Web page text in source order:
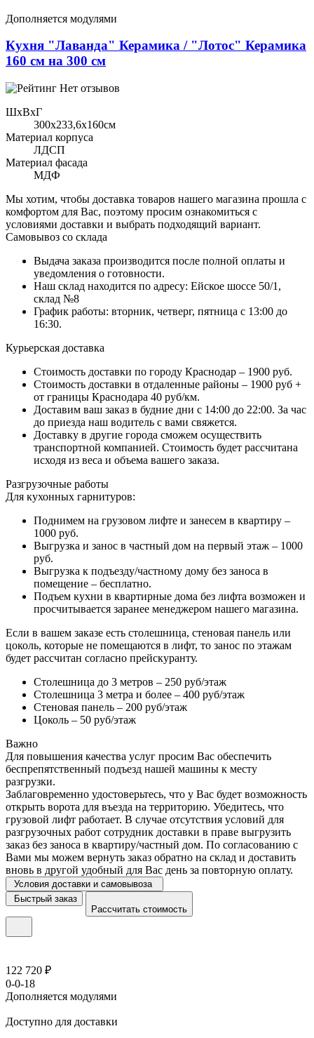
Дополняется модулями
Кухня "Лаванда" Керамика / "Лотос" Керамика
160 см на 300 см
Нет отзывов
ШхВхГ
300x233,6х160см
Материал корпуса
ЛДСП
Материал фасада
МДФ
Мы хотим, чтобы доставка товаров нашего магазина прошла с
комфортом для Вас, поэтому просим ознакомиться с
условиями доставки и выбрать подходящий вариант.
Самовывоз со склада
Выдача заказа производится после полной оплаты и
уведомления о готовности.
Наш склад находится по адресу: Ейское шоссе 50/1,
склад №8
График работы: вторник, четверг, пятница с 13:00 до
16:30.
Курьерская доставка
Стоимость доставки по городу Краснодар – 1900 руб.
Стоимость доставки в отдаленные районы – 1900 руб +
от границы Краснодара 40 руб/км.
Доставим ваш заказ в будние дни с 14:00 до 22:00. За час
до приезда наш водитель с вами свяжется.
Доставку в другие города сможем осуществить
транспортной компанией. Стоимость будет рассчитана
исходя из веса и объема вашего заказа.
Разгрузочные работы
Для кухонных гарнитуров:
Поднимем на грузовом лифте и занесем в квартиру –
1000 руб.
Выгрузка и занос в частный дом на первый этаж – 1000
руб.
Выгрузка к подъезду/частному дому без заноса в
помещение – бесплатно.
Подъем кухни в квартирные дома без лифта возможен и
просчитывается заранее менеджером нашего магазина.
Если в вашем заказе есть столешница, стеновая панель или
цоколь, которые не помещаются в лифт, то занос по этажам
будет рассчитан согласно прейскуранту.
Столешница до 3 метров – 250 руб/этаж
Столешница 3 метра и более – 400 руб/этаж
Стеновая панель – 200 руб/этаж
Цоколь – 50 руб/этаж
Важно
Для повышения качества услуг просим Вас обеспечить
беспрепятственный подъезд нашей машины к месту
разгрузки.
Заблаговременно удостоверьтесь, что у Вас будет возможность
открыть ворота для въезда на территорию. Убедитесь, что
грузовой лифт работает. В случае отсутствия условий для
разгрузочных работ сотрудник доставки в праве выгрузить
заказ без заноса в квартиру/частный дом. По согласованию с
Вами мы можем вернуть заказ обратно на склад и доставить
вновь в другой удобный для Вас день за повторную оплату.
Условия доставки и самовывоза
Быстрый заказ
Рассчитать стоимость
122 720 ₽
0-0-18
Дополняется модулями
Доступно для доставки